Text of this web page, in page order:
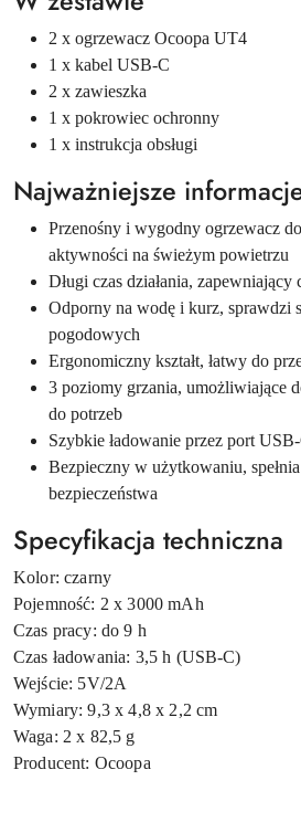
2 x ogrzewacz Ocoopa UT4
1 x kabel USB-C
2 x zawieszka
1 x pokrowiec ochronny
1 x instrukcja obsługi
Najważniejsze
Przenośny i wygodny ogrzewacz
aktywności na świeżym powietrzu
Długi czas działania, zapewniający
Odporny na wodę i kurz, sprawdzi
pogodowych
Ergonomiczny kształt, łatwy do
3 poziomy grzania, umożliwiające
do potrzeb
Szybkie ładowanie przez port
Bezpieczny w użytkowaniu,
bezpieczeństwa
Specyfikacja techniczna
Kolor: czarny
Pojemność: 2 x 3000 mAh
Czas pracy: do 9 h
Czas ładowania: 3,5 h (USB-C)
Wejście: 5V/2A
Wymiary: 9,3 x 4,8 x 2,2 cm
Waga: 2 x 82,5 g
Producent: Ocoopa